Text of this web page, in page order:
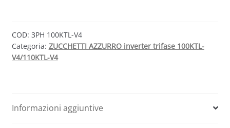
100KTL-
V4
quantità
COD: 3PH 100KTL-V4
Categoria: ZUCCHETTI AZZURRO inverter trifase 100KTL-
V4/110KTL-V4
Informazioni aggiuntive